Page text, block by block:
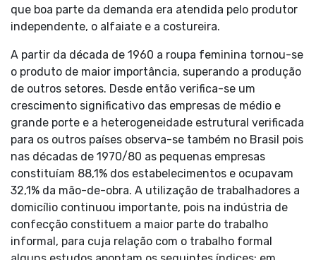
que boa parte da demanda era atendida pelo produtor
independente, o alfaiate e a costureira.
A partir da década de 1960 a roupa feminina tornou-se
o produto de maior importância, superando a produção
de outros setores. Desde então verifica-se um
crescimento significativo das empresas de médio e
grande porte e a heterogeneidade estrutural verificada
para os outros países observa-se também no Brasil pois
nas décadas de 1970/80 as pequenas empresas
constituíam 88,1% dos estabelecimentos e ocupavam
32,1% da mão-de-obra. A utilização de trabalhadores a
domicílio continuou importante, pois na indústria de
confecção constituem a maior parte do trabalho
informal, para cuja relação com o trabalho formal